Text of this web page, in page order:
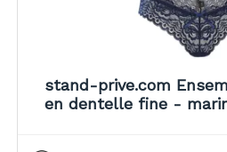
stand-prive.com
en dentelle fine -